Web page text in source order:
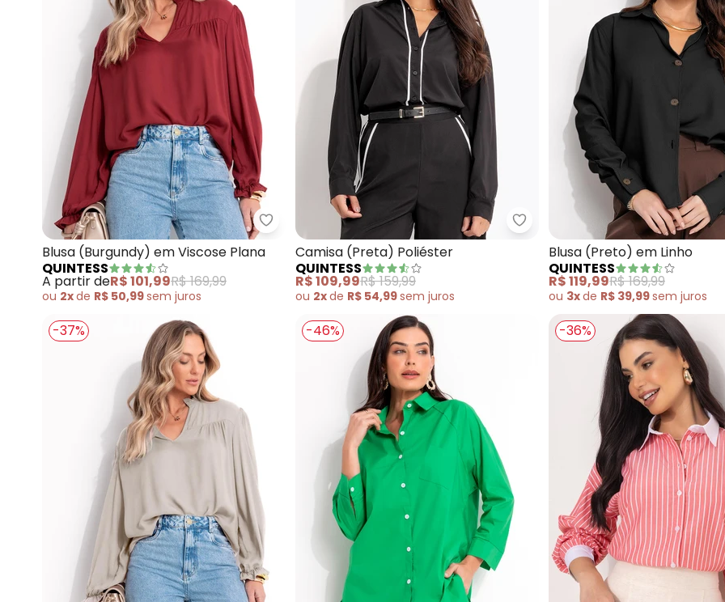
Quintess - Blusa (Burgundy) em Viscose Plana
Blusa (Burgundy) em Viscose Plana
QUINTESS
A partir deR$ 101,99R$ 169,99
ou 2xde R$ 50,99sem juros
Quintess - Camisa (Preta)
Camisa (Preta) Poliéster
QUINTESS
R$ 109,99R$ 159,99
ou 2xde R$ 54,99sem juros
Blusa (Preto) em Linho
QUINTESS
R$ 119,99R$ 169,99
ou 3xde R$ 39,99sem juros
-37% -46% -36%